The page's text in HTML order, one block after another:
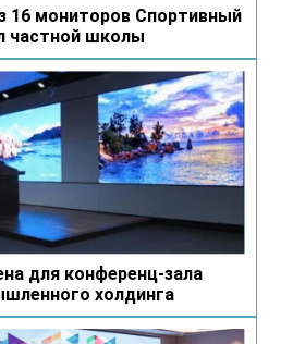
16 мониторов Спортивный
частной школы
для конференц-зала
холдинга